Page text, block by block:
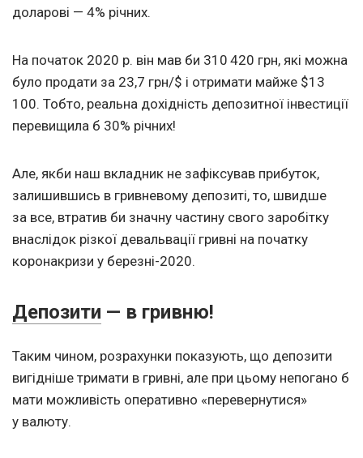
доларові — 4% річних.
На початок 2020 р. він мав би 310 420 грн, які можна
було продати за 23,7 грн/$ і отримати майже $13
100. Тобто, реальна дохідність депозитної інвестиції
перевищила б 30% річних!
Але, якби наш вкладник не зафіксував прибуток,
залишившись в гривневому депозиті, то, швидше
за все, втратив би значну частину свого заробітку
внаслідок різкої девальвації гривні на початку
коронакризи у березні-2020.
Депозити — в гривню!
Таким чином, розрахунки показують, що депозити
вигідніше тримати в гривні, але при цьому непогано б
мати можливість оперативно «перевернутися»
у валюту.